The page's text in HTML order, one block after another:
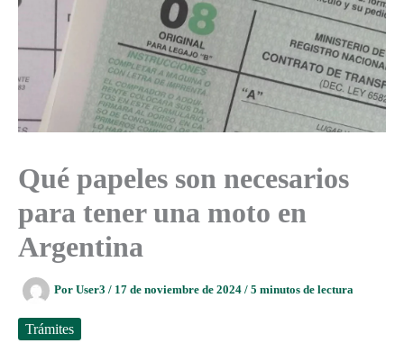
Qué papeles son necesarios
para tener una moto en
Argentina
Por User3 / 17 de noviembre de 2024 / 5 minutos de lectura
Trámites